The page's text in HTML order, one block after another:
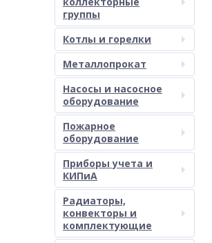
группы
Котлы и горелки
Металлопрокат
Насосы и насосное
оборудование
Пожарное
оборудование
Приборы учета и
КИПиА
Радиаторы,
конвекторы и
комплектующие